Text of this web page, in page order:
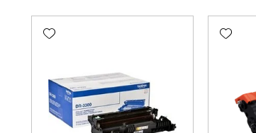
Add wishlist
Add wishlist